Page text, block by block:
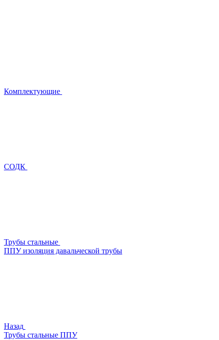
Комплектующие
СОДК
Трубы стальные
ППУ изоляция давальческой трубы
Назад
Трубы стальные ППУ